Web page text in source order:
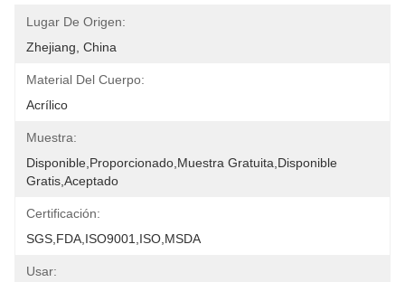
Lugar De Origen:
Zhejiang, China
Material Del Cuerpo:
Acrílico
Muestra:
Disponible,Proporcionado,muestra Gratuita,Disponible
Gratis,aceptado
Certificación:
SGS,FDA,ISO9001,ISO,MSDA
Usar: